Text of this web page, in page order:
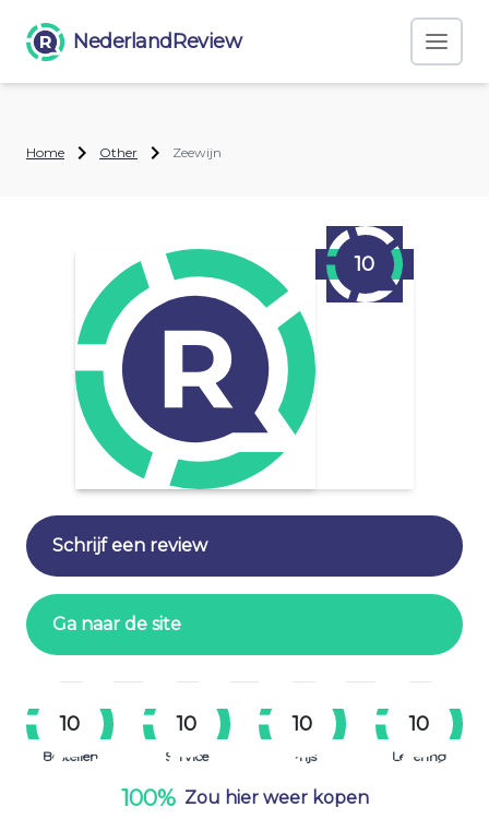
NederlandReview
Home Other Zeewijn
10
Schrijf een review
Ga naar de site
10
Bestellen
10
Service
10
Prijs
10
Levering
100% Zou hier weer kopen